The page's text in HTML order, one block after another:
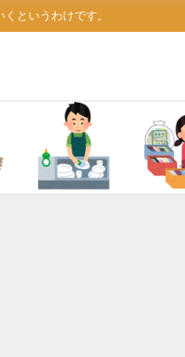
というわけです。